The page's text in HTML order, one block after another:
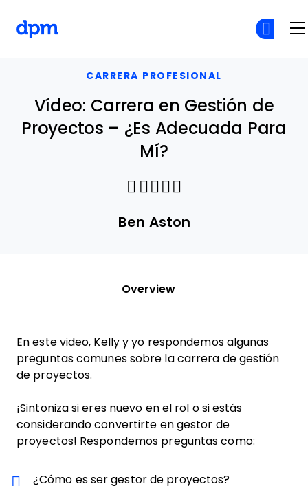
CARRERA PROFESIONAL
Vídeo: Carrera en Gestión de
Proyectos – ¿Es Adecuada Para
Mí?
Share through Email
Print this page
Share on Pinterest
Share on Twitter
Share on Facebook
Ben Aston
Overview
En este video, Kelly y yo respondemos algunas
preguntas comunes sobre la carrera de gestión
de proyectos.
¡Sintoniza si eres nuevo en el rol o si estás
considerando convertirte en gestor de
proyectos! Respondemos preguntas como:
¿Cómo es ser gestor de proyectos?